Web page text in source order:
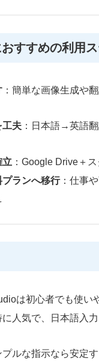
すすめの利用
：簡単な画像生成や
工夫 ：日本語→英語
立 ：Google Drive＋
ランへ移行：仕事
は初心者でも使い
人気で、日本語入
プルな指示なら安定